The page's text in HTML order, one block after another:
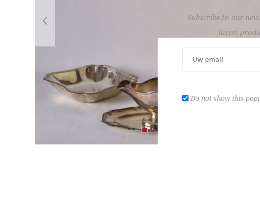
Subscribe to our
latest
Do not show this